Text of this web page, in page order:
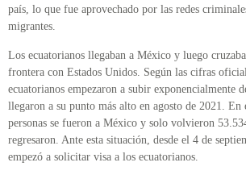
país, lo que fue aprovechado por las redes
migrantes.
Los ecuatorianos llegaban a México y luego
frontera con Estados Unidos. Según las cifras
ecuatorianos empezaron a subir exponencialmente
llegaron a su punto más alto en agosto de 2021. En
personas se fueron a México y solo volvieron
regresaron. Ante esta situación, desde el 4 de
empezó a solicitar visa a los ecuatorianos.